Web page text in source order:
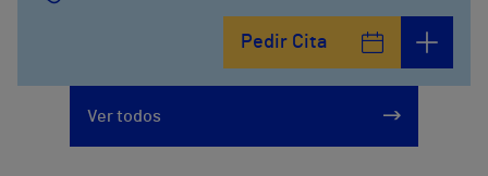
Pedir Cita
Ver todos